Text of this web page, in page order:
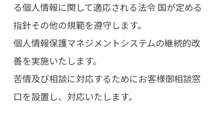
る個人情報に関して適応される法令 国が定める
指針その他の規範を遵守します。
個人情報保護マネジメントシステムの継続的改
善を実施いたします。
苦情及び相談に対応するためにお客様御相談窓
口を設置し、対応いたします。